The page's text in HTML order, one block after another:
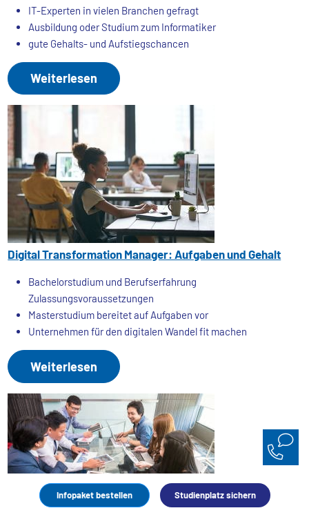
Infopaket bestellen Studienplatz sichern
IT-Experten in vielen Branchen gefragt
Ausbildung oder Studium zum Informatiker
gute Gehalts- und Aufstiegschancen
Weiterlesen
Digital Transformation Manager: Aufgaben und Gehalt
Bachelorstudium und Berufserfahrung
Zulassungsvoraussetzungen
Masterstudium bereitet auf Aufgaben vor
Unternehmen für den digitalen Wandel fit machen
Weiterlesen